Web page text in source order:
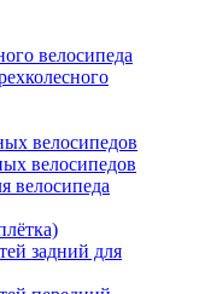
велосипеда
велосипедов
велосипедов
велосипеда
задний для